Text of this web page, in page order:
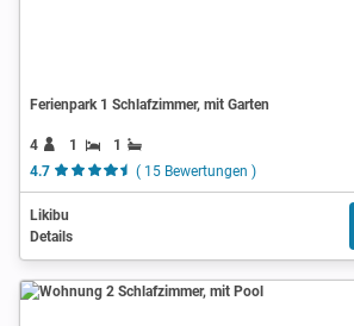
Ferienpark 1 Schlafzimmer, mit Garten
4 1
1
4.7
( 15 Bewertungen )
Likibu
Details